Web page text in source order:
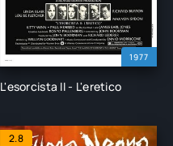
1977
L'esorcista II - L'eretico
2.8